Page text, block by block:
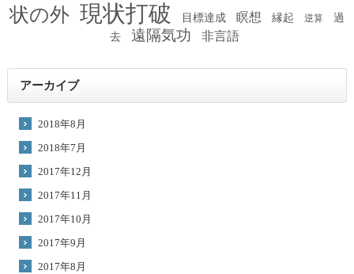
状の外 現状打破 目標達成 瞑想 縁起 逆算
過
去
遠隔気功 非言語
アーカイブ
2018年8月
2018年7月
2017年12月
2017年11月
2017年10月
2017年9月
2017年8月